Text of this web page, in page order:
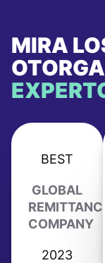
MIRA
BEST
GLOBAL
REMITTANCE
COMPANY
2023